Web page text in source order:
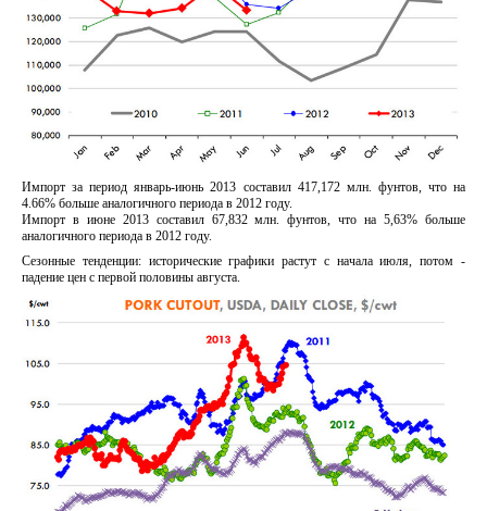
Импорт за период январь-июнь 2013 составил 417,172 млн. фунтов, что на
4.66% больше аналогичного периода в 2012 году.
Импорт в июне 2013 составил 67,832 млн. фунтов, что на 5,63% больше
аналогичного периода в 2012 году.
Сезонные тенденции: исторические графики растут с начала июля, потом -
падение цен с первой половины августа.